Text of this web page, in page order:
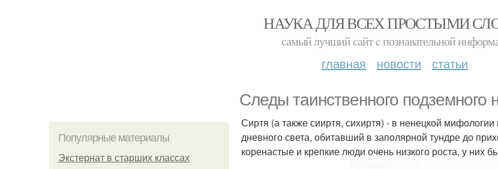
НАУКА ДЛЯ ВСЕХ ПРОСТЫМИ
самый лучший сайт c познавательной
главная новости статьи
Следы таинственного подземного
Популярные материалы
Экстернат в старших классах
Сиртя (а также сииртя, сихиртя) - в ненецкой
дневного света, обитавший в заполярной тундре до
коренастые и крепкие люди очень низкого роста, у них